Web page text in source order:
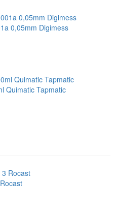
0,05mm Digimess
Quimatic Tapmatic